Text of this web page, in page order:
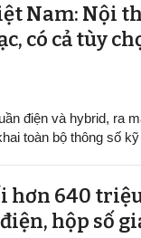
Nam: Nội
có cả tùy
điện và hybrid, ra
toàn bộ thông số kỹ
hơn 640
hộp số